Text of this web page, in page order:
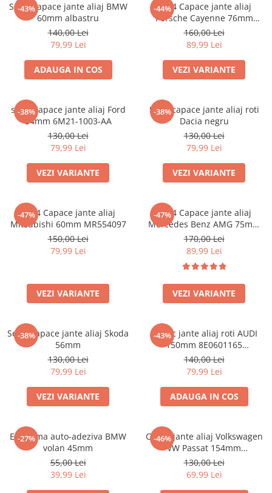
-43%
Set 4 Capace jante aliaj BMW
60mm albastru
140,00 Lei
79,99 Lei
ADAUGA IN COS
-44%
set 4 Capace jante aliaj
Porsche Cayenne 76mm
7L5601149
160,00 Lei
89,99 Lei
VEZI VARIANTE
-38%
set 4 Capace jante aliaj Ford
54mm 6M21-1003-AA
130,00 Lei
79,99 Lei
VEZI VARIANTE
-38%
Set 4 capace jante aliaj roti
Dacia negru
130,00 Lei
79,99 Lei
VEZI VARIANTE
-47%
set 4 Capace jante aliaj
Mitsubishi 60mm MR554097
150,00 Lei
79,99 Lei
VEZI VARIANTE
-47%
set 4 Capace jante aliaj
Mercedes Benz AMG 75mm
(inel prindere) A0004003100
170,00 Lei
89,99 Lei
VEZI VARIANTE
-38%
Set 4 Capace jante aliaj Skoda
56mm
130,00 Lei
79,99 Lei
VEZI VARIANTE
-43%
Capac jante aliaj roti AUDI
150mm 8E0601165
(8ED601165 )
140,00 Lei
79,99 Lei
ADAUGA IN COS
-27%
Emblema auto-adeziva BMW
volan 45mm
55,00 Lei
39,99 Lei
-46%
Capac jante aliaj Volkswagen
VW Passat 154mm
1K0601149EQZQ
130,00 Lei
69,99 Lei